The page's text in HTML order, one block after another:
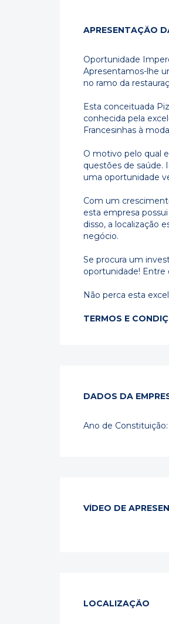
APRESENTAÇÃO
Oportunidade
Apresentamos-lhe
no ramo da
Esta conceituada
conhecida pela
Francesinhas à
O motivo pelo qual
questões de saúde.
uma oportunidade
Com um
esta empresa
disso, a localização
negócio.
Se procura um
oportunidade! Entre
Não perca esta
TERMOS E
DADOS DA
Ano de Constituição:
VÍDEO DE
LOCALIZAÇÃO